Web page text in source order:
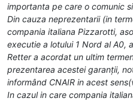
importanta pe care o comunic
Din cauza neprezentarii (in
compania italiana Pizzarotti,
executie a lotului 1 Nord al A0,
Retter a acordat un ultim
prezentarea acestei garanții,
informând CNAIR in acest
In cazul in care compania